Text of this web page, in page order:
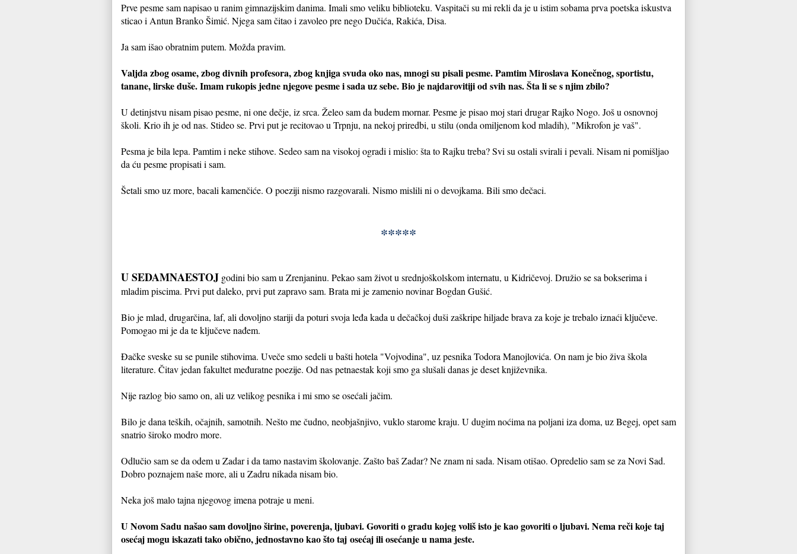
Prve pesme sam napisao u ranim gimnazijskim danima. Imali smo veliku biblioteku. Vaspitači su mi rekli da je u istim sobama prva poetska iskustva
sticao i Antun Branko Šimić. Njega sam čitao i zavoleo pre nego Dučića, Rakića, Disa.
Ja sam išao obratnim putem. Možda pravim.
Valjda zbog osame, zbog divnih profesora, zbog knjiga svuda oko nas, mnogi su pisali pesme. Pamtim Miroslava Konečnog, sportistu,
tanane, lirske duše. Imam rukopis jedne njegove pesme i sada uz sebe. Bio je najdarovitiji od svih nas. Šta li se s njim zbilo?
U detinjstvu nisam pisao pesme, ni one dečje, iz srca. Želeo sam da budem mornar. Pesme je pisao moj stari drugar Rajko Nogo. Još u osnovnoj
školi. Krio ih je od nas. Stideo se. Prvi put je recitovao u Trpnju, na nekoj priredbi, u stilu (onda omiljenom kod mladih), "Mikrofon je vaš".
Pesma je bila lepa. Pamtim i neke stihove. Sedeo sam na visokoj ogradi i mislio: šta to Rajku treba? Svi su ostali svirali i pevali. Nisam ni pomišljao
da ću pesme propisati i sam.
Šetali smo uz more, bacali kamenčiće. O poeziji nismo razgovarali. Nismo mislili ni o devojkama. Bili smo dečaci.
*****
U SEDAMNAESTOJ godini bio sam u Zrenjaninu. Pekao sam život u srednjoškolskom internatu, u Kidričevoj. Družio se sa bokserima i
mladim piscima. Prvi put daleko, prvi put zapravo sam. Brata mi je zamenio novinar Bogdan Gušić.
Bio je mlad, drugarčina, laf, ali dovoljno stariji da poturi svoja leđa kada u dečačkoj duši zaškripe hiljade brava za koje je trebalo iznaći ključeve.
Pomogao mi je da te ključeve nađem.
Đačke sveske su se punile stihovima. Uveče smo sedeli u bašti hotela "Vojvodina", uz pesnika Todora Manojlovića. On nam je bio živa škola
literature. Čitav jedan fakultet međuratne poezije. Od nas petnaestak koji smo ga slušali danas je deset književnika.
Nije razlog bio samo on, ali uz velikog pesnika i mi smo se osećali jačim.
Bilo je dana teških, očajnih, samotnih. Nešto me čudno, neobjašnjivo, vuklo starome kraju. U dugim noćima na poljani iza doma, uz Begej, opet sam
snatrio široko modro more.
Odlučio sam se da odem u Zadar i da tamo nastavim školovanje. Zašto baš Zadar? Ne znam ni sada. Nisam otišao. Opredelio sam se za Novi Sad.
Dobro poznajem naše more, ali u Zadru nikada nisam bio.
Neka još malo tajna njegovog imena potraje u meni.
U Novom Sadu našao sam dovoljno širine, poverenja, ljubavi. Govoriti o gradu kojeg voliš isto je kao govoriti o ljubavi. Nema reči koje taj
osećaj mogu iskazati tako obično, jednostavno kao što taj osećaj ili osećanje u nama jeste.